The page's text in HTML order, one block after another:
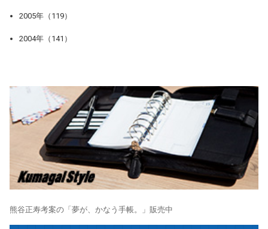
2005年（119）
2004年（141）
熊谷正寿考案の「夢が、かなう手帳。」販売中